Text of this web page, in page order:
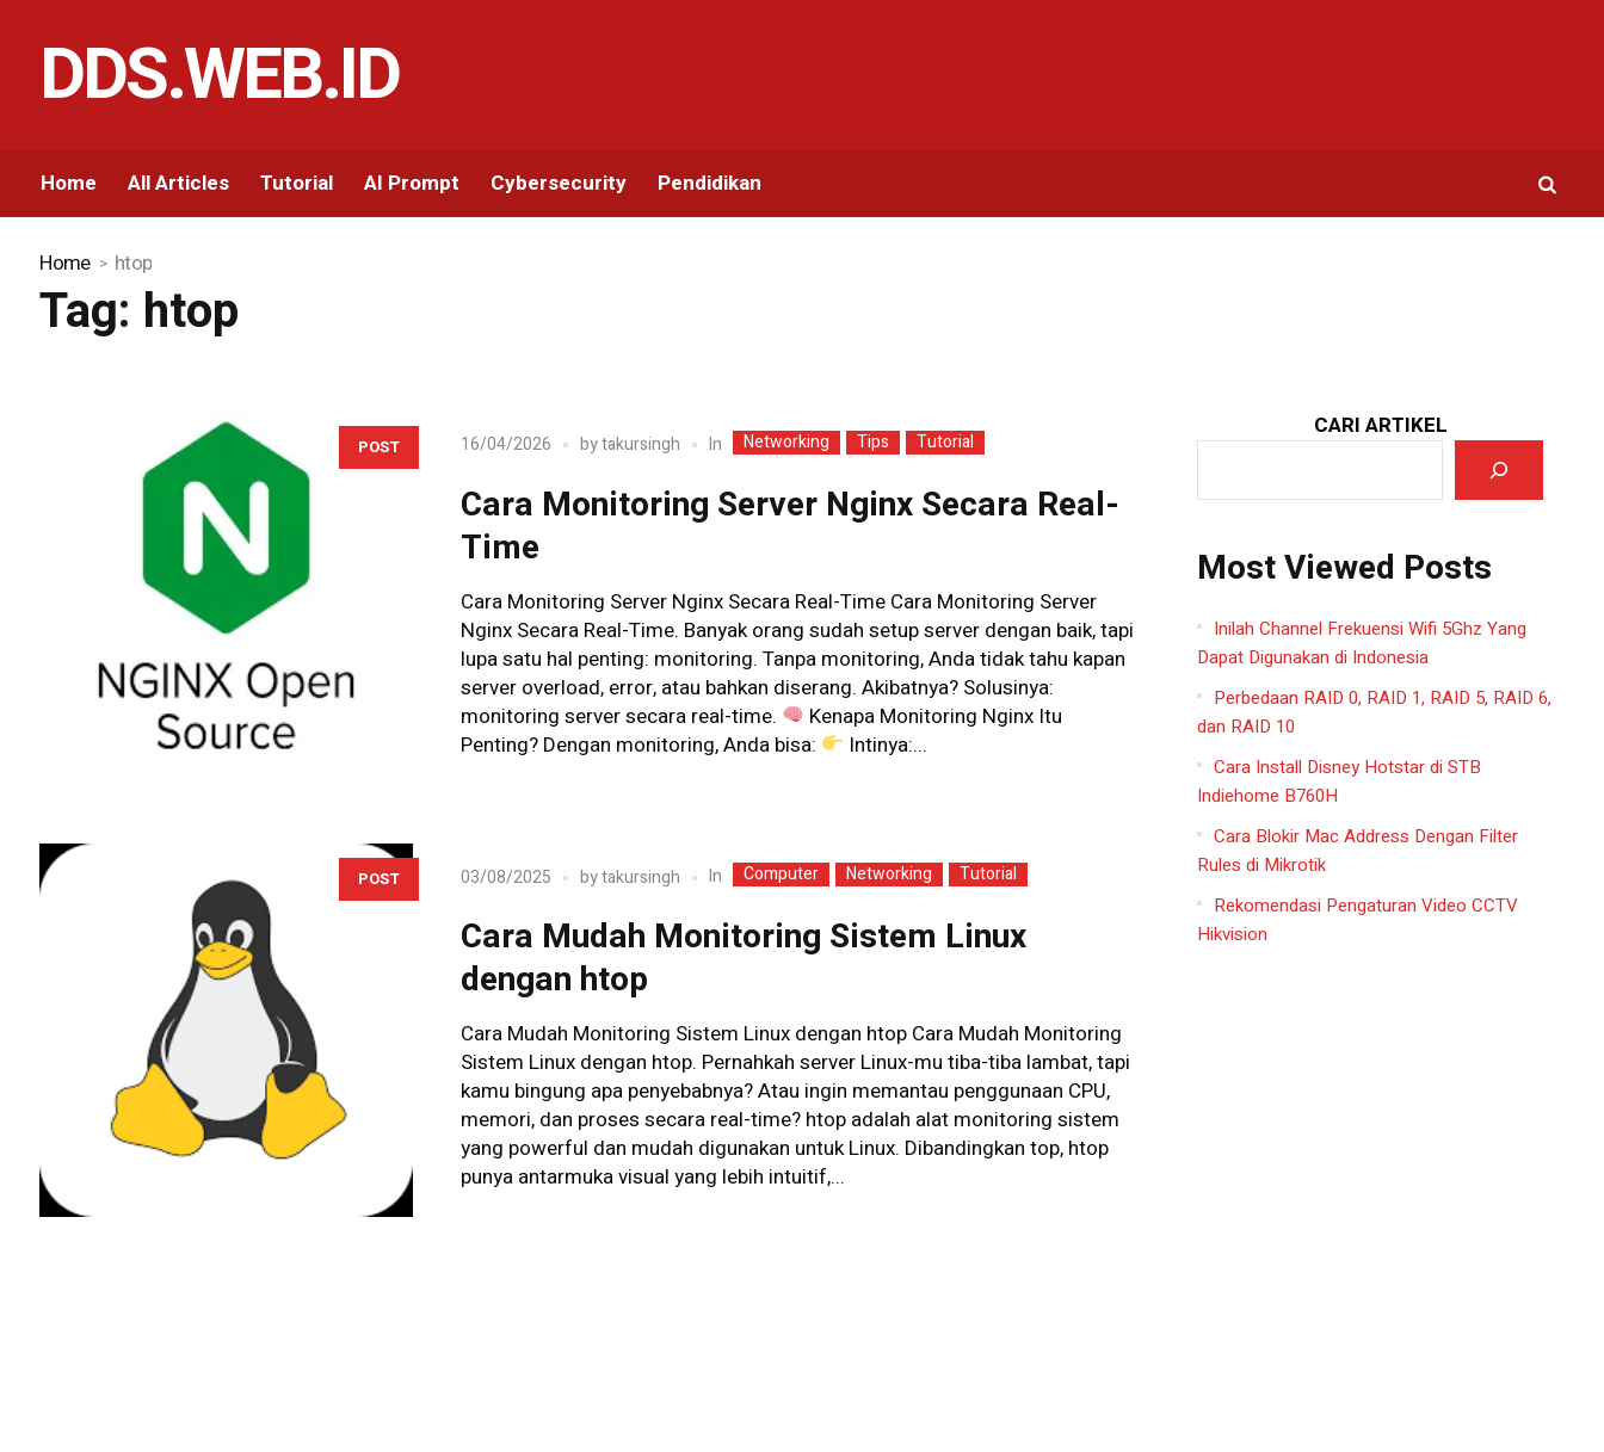
DDS.WEB.ID
Home All Articles Tutorial AI Prompt Cybersecurity Pendidikan
Home htop
Tag: htop
POST 16/04/2026 bytakursingh In Networking Tips Tutorial
Cara Monitoring Server Nginx Secara Real-
Time
Cara Monitoring Server Nginx Secara Real-Time Cara Monitoring Server
Nginx Secara Real-Time. Banyak orang sudah setup server dengan baik, tapi
lupa satu hal penting: monitoring. Tanpa monitoring, Anda tidak tahu kapan
server overload, error, atau bahkan diserang. Akibatnya? Solusinya:
monitoring server secara real-time.
Kenapa Monitoring Nginx Itu
Penting? Dengan monitoring, Anda bisa:
Intinya:...
POST 03/08/2025 bytakursingh In Computer Networking Tutorial
Cara Mudah Monitoring Sistem Linux
dengan htop
Cara Mudah Monitoring Sistem Linux dengan htop Cara Mudah Monitoring
Sistem Linux dengan htop. Pernahkah server Linux-mu tiba-tiba lambat, tapi
kamu bingung apa penyebabnya? Atau ingin memantau penggunaan CPU,
memori, dan proses secara real-time? htop adalah alat monitoring sistem
yang powerful dan mudah digunakan untuk Linux. Dibandingkan top, htop
punya antarmuka visual yang lebih intuitif,...
CARI ARTIKEL
Most Viewed Posts
Inilah Channel Frekuensi Wifi 5Ghz Yang
Dapat Digunakan di Indonesia
Perbedaan RAID 0, RAID 1, RAID 5, RAID 6,
dan RAID 10
Cara Install Disney Hotstar di STB
Indiehome B760H
Cara Blokir Mac Address Dengan Filter
Rules di Mikrotik
Rekomendasi Pengaturan Video CCTV
Hikvision